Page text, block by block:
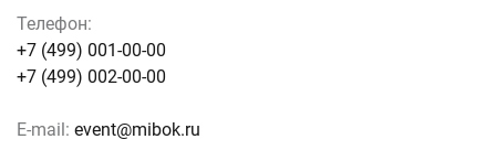
Телефон:
+7 (499) 001-00-00
+7 (499) 002-00-00
E-mail: event@mibok.ru